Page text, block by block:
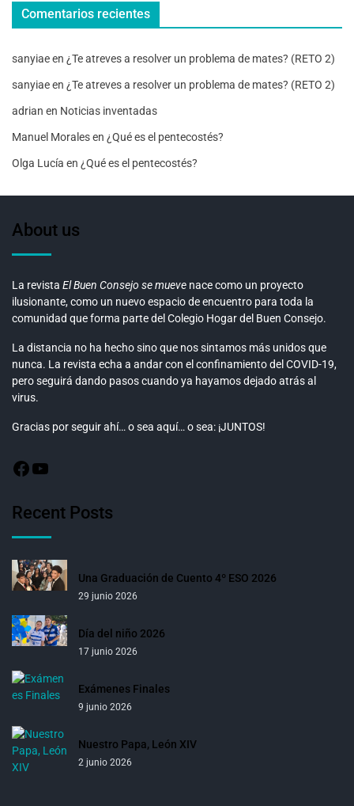
Comentarios recientes
sanyiaeen ¿Te atreves a resolver un problema de mates? (RETO 2)
sanyiaeen ¿Te atreves a resolver un problema de mates? (RETO 2)
adrian en Noticias inventadas
Manuel Moralesen ¿Qué es el pentecostés?
Olga Lucía en ¿Qué es el pentecostés?
About us
La revista El Buen Consejo se mueve nace como un proyecto
ilusionante, como un nuevo espacio de encuentro para toda la
comunidad que forma parte del Colegio Hogar del Buen Consejo.
La distancia no ha hecho sino que nos sintamos más unidos que
nunca. La revista echa a andar con el confinamiento del COVID-19,
pero seguirá dando pasos cuando ya hayamos dejado atrás al
virus.
Gracias por seguir ahí… o sea aquí… o sea: ¡JUNTOS!
Recent Posts
Una Graduación de Cuento 4º ESO 2026
29 junio 2026
Día del niño 2026
17 junio 2026
Exámenes Finales
9 junio 2026
Nuestro Papa, León XIV
2 junio 2026